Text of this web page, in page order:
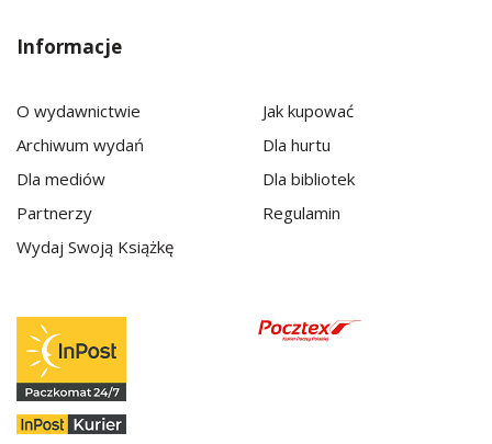
Informacje
O wydawnictwie
Archiwum wydań
Dla mediów
Partnerzy
Wydaj Swoją Książkę
Jak kupować
Dla hurtu
Dla bibliotek
Regulamin